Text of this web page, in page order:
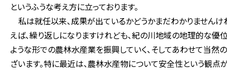
というふうな考え方に立っております。
私は就任以来、成果が出ているかどうかまだわかりませんけ
えば、繰り返しになりますけれども、紀の川地域の地理的な
ような形での農林水産業を振興していく、そしてあわせて当
ざいます。特に最近は、農林水産物について安全性という観点